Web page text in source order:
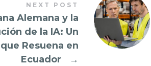
NEXT POST
Alemana y la
de la IA: Un
Resuena en
Ecuador
→